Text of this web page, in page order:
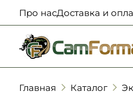
Про насДоставка и
Главная Каталог